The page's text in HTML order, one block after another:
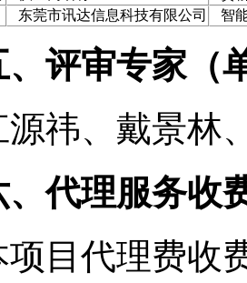
东莞市讯达信息科技有限公司
智
、评审专家（
源祎、戴景林
、代理服务收
项目代理费收